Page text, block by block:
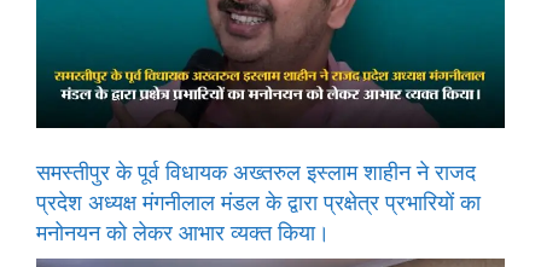
समस्तीपुर के पूर्व विधायक अख्तरुल इस्लाम शाहीन ने राजद
प्रदेश अध्यक्ष मंगनीलाल मंडल के द्वारा प्रक्षेत्र प्रभारियों का
मनोनयन को लेकर आभार व्यक्त किया।